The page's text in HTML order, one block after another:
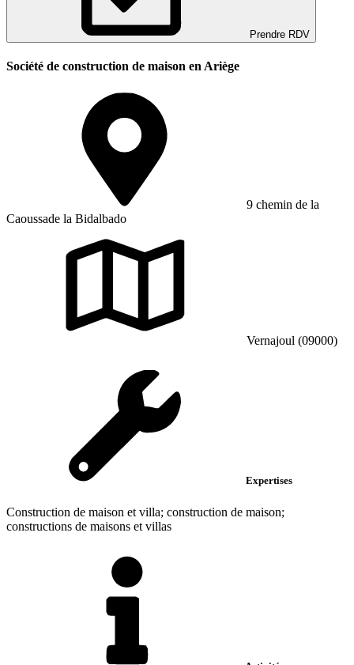
Prendre RDV
Société de construction de maison en Ariège
9 chemin de la
Caoussade la Bidalbado
Vernajoul (09000)
Expertises
Construction de maison et villa; construction de maison;
constructions de maisons et villas